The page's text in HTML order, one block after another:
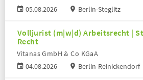
05.08.2026
Berlin-Steglitz
Volljurist (m|w|d) Arbeitsrecht |
Recht
04.08.2026
Vitanas GmbH & Co KGaA
Berlin-Reinickendorf